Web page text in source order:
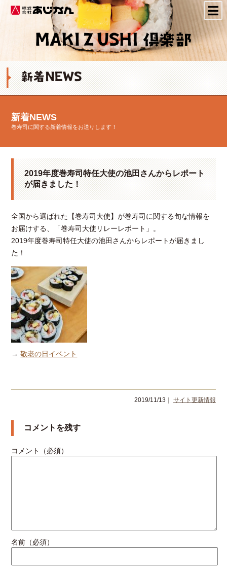
株式会社あじかん
新着NEWS
巻寿司に関する新着情報をお送りします！
2019年度巻寿司特任大使の池田さんからレポート
が届きました！
全国から選ばれた【巻寿司大使】が巻寿司に関する旬な情報を
お届けする、「巻寿司大使リレーレポート」。
2019年度巻寿司特任大使の池田さんからレポートが届きまし
た！
→敬老の日イベント
2019/11/13｜ サイト更新情報
コメントを残す
コメント（必須）
名前（必須）